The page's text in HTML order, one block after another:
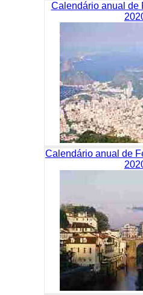
Calendário anual de
Calendário anual de